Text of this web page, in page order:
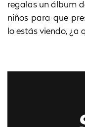
regalas un álbum
niños para que
lo estás viendo, ¿a